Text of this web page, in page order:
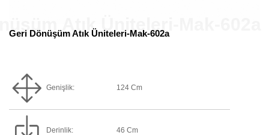
Geri Dönüşüm Atık Üniteleri-Mak-602a
Genişlik: 124 Cm
Derinlik: 46 Cm